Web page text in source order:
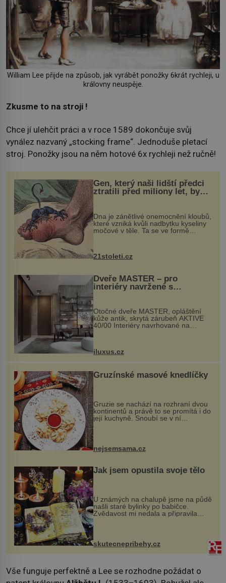
William Lee přijde na způsob, jak vyrábět ponožky 6krát rychleji, u
královny neuspěje.
Zkusme to na stroji !
Chce jí ulehčit práci a v roce 1589 dokončuje svůj
vynález nazvaný „stocking frame“. Jednoduše pletací
stroj. Ponožky jsou na něm hotové 6x rychleji než ručně!
Gen, který naši lidští předci
ztratili před miliony let, by
mohl pomoci s léčbou
„nemoci králů“
Dna je zánětlivé onemocnění kloubů,
které vzniká kvůli nadbytku kyseliny
močové v těle. Ta se ve formě
nohou, a způsobuje bole...
21stoleti.cz
Dveře MASTER – pro
interiéry navržené s
rozumem i vášní!
Otočné dveře MASTER, opláštění
kůže antik, skrytá zárubeň AKTIVE
40/00 Interiéry navrhované na
zakázku často vyžadují atypické
rozměry nejen nábytku, ale i
dnes umož...
iluxus.cz
Gruzínské masové knedlíčky
Gruzie se nachází na rozhraní dvou
kontinentů a právě to se promítá i do
její kuchyně. Snoubí se v ní
evropské a asijské chutě a díky tomu
vznikají rozmanité a chuťově bohaté
pokrmy, které rozhodně st...
nejsemsama.cz
Jak jsem opustila svoje tělo
U známých na chalupě jsme na půdě
našli staré bylinky po babičce.
Zvědavost mi nedala a připravila
jsem si z nich lektvar… Zimní pobyt
na chalupě se pro mě vlastní vinou
změnil v děsivý zážitek, na kt...
skutecnepribehy.cz
Vše funguje perfektně a Lee se rozhodne požádat o